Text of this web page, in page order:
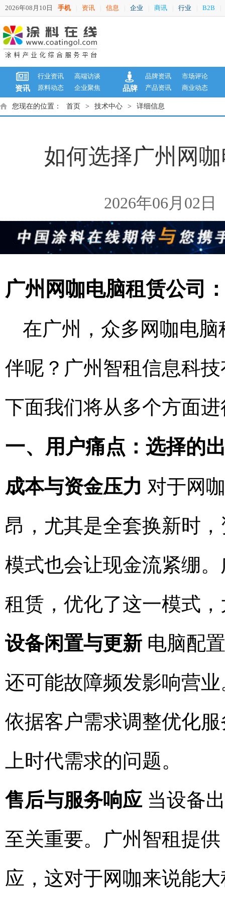
2026年08月10日 手机 资讯 信息 企业 商讯 行业 B2B
资讯
行业资讯
高端访谈
原料动态
企业聚焦 品牌
品牌资讯
市场评论
产品资讯
商业动态
您现在的位置： 首页 > 技术中心 > 详细信息
如何选择广州网
2026年06月02
广州网咖电脑租赁公司
在广州，众多网咖电
伴呢？广州智租信息科
下面我们将从多个方面
一、用户痛点：选择的
成本与资金压力 对于网
昂，尤其是全套换新时
模式也会让现金流紧绷
租赁，优化了这一模式
设备闲置与更新 电脑配
还可能故障频发影响营
依据客户需求调整优化
上时代需求的问题。
售后与服务响应 当设备
至关重要。广州智租提
应，这对于网咖来说能